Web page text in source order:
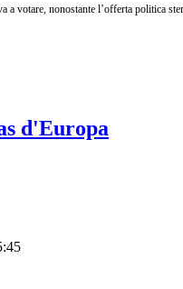
votare, nonostante l’offerta politica
d'Europa